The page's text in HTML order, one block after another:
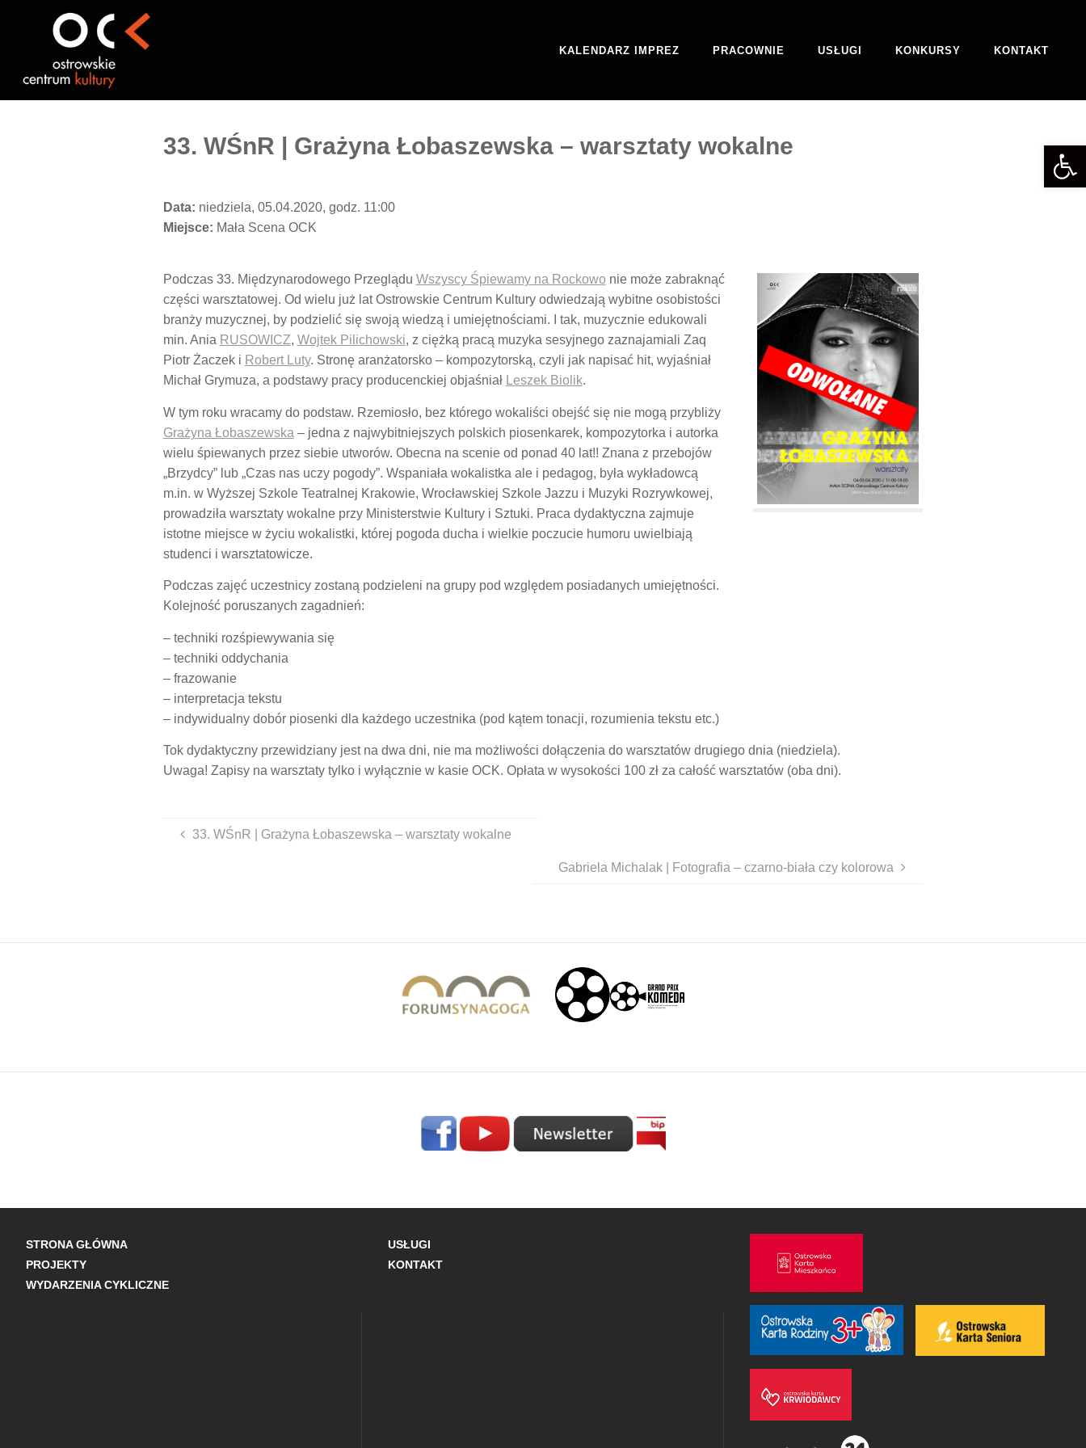
KALENDARZ IMPREZ PRACOWNIE USŁUGI KONKURSY KONTAKT
33. WŚnR | Grażyna Łobaszewska – warsztaty wokalne
Data: niedziela, 05.04.2020, godz. 11:00
Miejsce: Mała Scena OCK
Podczas 33. Międzynarodowego Przeglądu Wszyscy Śpiewamy na Rockowo nie może zabraknąć
części warsztatowej. Od wielu już lat Ostrowskie Centrum Kultury odwiedzają wybitne osobistości
branży muzycznej, by podzielić się swoją wiedzą i umiejętnościami. I tak, muzycznie edukowali
min. Ania RUSOWICZ, Wojtek Pilichowski, z ciężką pracą muzyka sesyjnego zaznajamiali Zaq
Piotr Żaczek i Robert Luty. Stronę aranżatorsko – kompozytorską, czyli jak napisać hit, wyjaśniał
Michał Grymuza, a podstawy pracy producenckiej objaśniał Leszek Biolik.
W tym roku wracamy do podstaw. Rzemiosło, bez którego wokaliści obejść się nie mogą przybliży
Grażyna Łobaszewska – jedna z najwybitniejszych polskich piosenkarek, kompozytorka i autorka
wielu śpiewanych przez siebie utworów. Obecna na scenie od ponad 40 lat!! Znana z przebojów
„Brzydcy” lub „Czas nas uczy pogody”. Wspaniała wokalistka ale i pedagog, była wykładowcą
m.in. w Wyższej Szkole Teatralnej Krakowie, Wrocławskiej Szkole Jazzu i Muzyki Rozrywkowej,
prowadziła warsztaty wokalne przy Ministerstwie Kultury i Sztuki. Praca dydaktyczna zajmuje
istotne miejsce w życiu wokalistki, której pogoda ducha i wielkie poczucie humoru uwielbiają
studenci i warsztatowicze.
Podczas zajęć uczestnicy zostaną podzieleni na grupy pod względem posiadanych umiejętności.
Kolejność poruszanych zagadnień:
– techniki rozśpiewywania się
– techniki oddychania
– frazowanie
– interpretacja tekstu
– indywidualny dobór piosenki dla każdego uczestnika (pod kątem tonacji, rozumienia tekstu etc.)
Tok dydaktyczny przewidziany jest na dwa dni, nie ma możliwości dołączenia do warsztatów drugiego dnia (niedziela).
Uwaga! Zapisy na warsztaty tylko i wyłącznie w kasie OCK. Opłata w wysokości 100 zł za całość warsztatów (oba dni).
33. WŚnR | Grażyna Łobaszewska – warsztaty wokalne
Gabriela Michalak | Fotografia – czarno-biała czy kolorowa
STRONA GŁÓWNA
PROJEKTY
WYDARZENIA CYKLICZNE
USŁUGI
KONTAKT